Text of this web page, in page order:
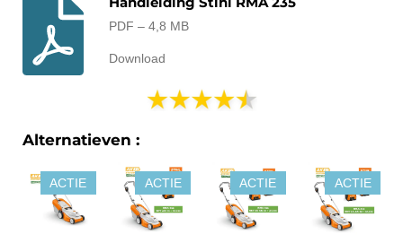
PDF – 4,8 MB
Download
Alternatieven :
ACTIE ACTIE ACTIE ACTIE